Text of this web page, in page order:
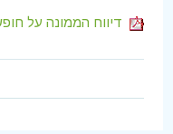
דיווח הממונה על